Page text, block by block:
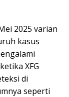
2025 varian
kasus
XFG
di
seperti